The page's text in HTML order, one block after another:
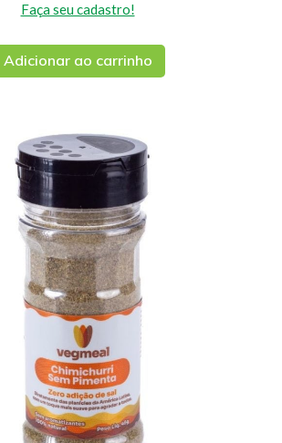
Faça seu cadastro!
Adicionar ao carrinho